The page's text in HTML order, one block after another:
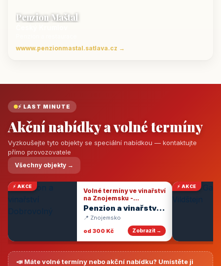
Penzion Maštal
wwww.penzionmastal.satlava.cz →
⚡ LAST MINUTE
Akční nabídky a volné termíny
Vyzkoušejte tyto objekty se speciální nabídkou — kontaktujte
přímo provozovatele
Všechny objekty →
⚡ AKCE
Volné termíny ve vinařství
na Znojemsku -
degustace vín
Penzion a vinařství
Dobrovolný
📍 Znojemsko
od 300 Kč
Zobrazit →
⚡ AKCE
📣 Máte volné termíny nebo akční nabídku? Umístěte ji